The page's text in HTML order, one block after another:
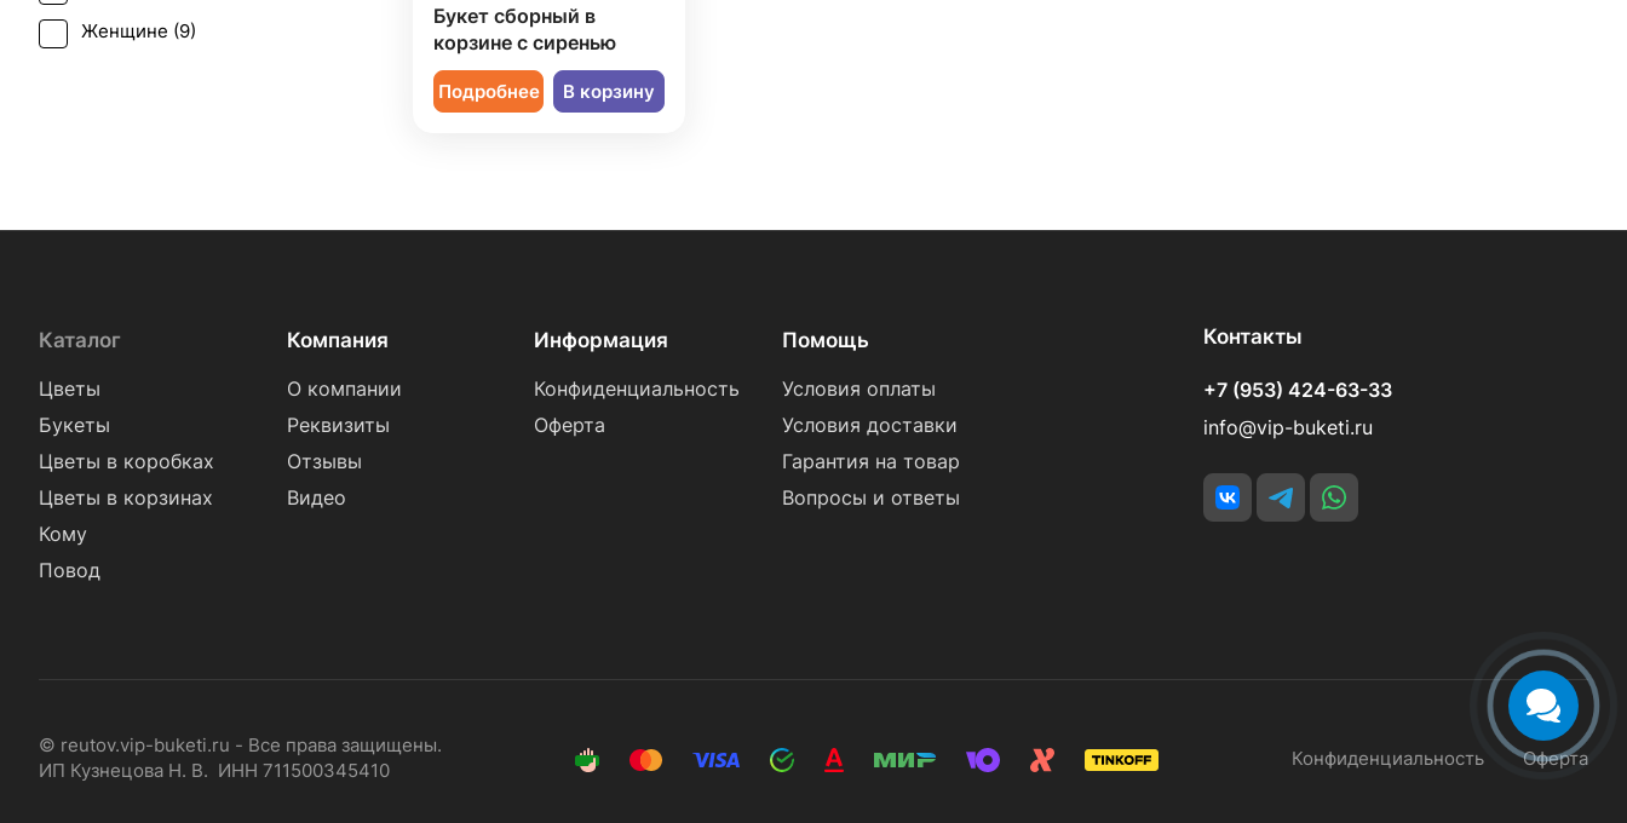
Букет сборный в
корзине с сиренью
Подробнее В корзину
Женщине (9)
Каталог
Цветы
Букеты
Цветы в коробках
Цветы в корзинах
Кому
Повод
Компания
О компании
Реквизиты
Отзывы
Видео
Информация
Конфиденциальность
Оферта
Помощь
Условия оплаты
Условия доставки
Гарантия на товар
Вопросы и ответы
Контакты
+7 (953) 424-63-33
info@vip-buketi.ru
© reutov.vip-buketi.ru - Все права защищены.
ИП Кузнецова Н. В. ИНН 711500345410
Конфиденциальность Оферта